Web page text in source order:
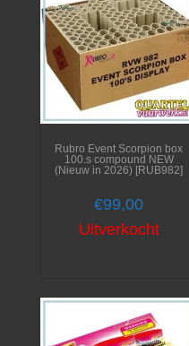
Rubro Event Scorpion box
100.s compound NEW
(Nieuw in 2026) [RUB982]
€99,00
Uitverkocht